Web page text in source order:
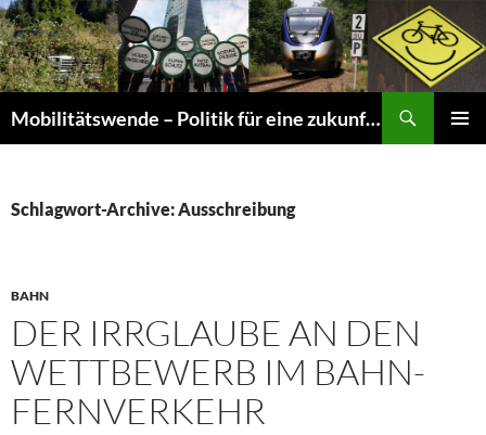
Mobilitätswende – Politik für eine zukunftsfähige Mobilität
Schlagwort-Archive: Ausschreibung
BAHN
DER IRRGLAUBE AN DEN
WETTBEWERB IM BAHN-
FERNVERKEHR